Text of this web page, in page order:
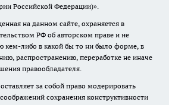
Российской Федерации)».
на данном сайте, охраняется в
РФ об авторском праве и не
кем-либо в какой бы то ни было форме, в
распространению, переработке не иначе
правообладателя.
за собой право модерировать
сохранения конструктивности